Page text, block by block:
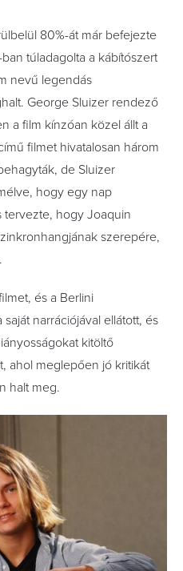
80%-át már befejezte
túladagolta a kábítószert
nevű legendás
George Sluizer rendező
a film kínzóan közel állt a
filmet hivatalosan három
de Sluizer
hogy egy nap
tervezte, hogy Joaquin
szerepére,
és a Berlini
narrációjával ellátott, és
kitöltő
ahol meglepően jó kritikát
halt meg.